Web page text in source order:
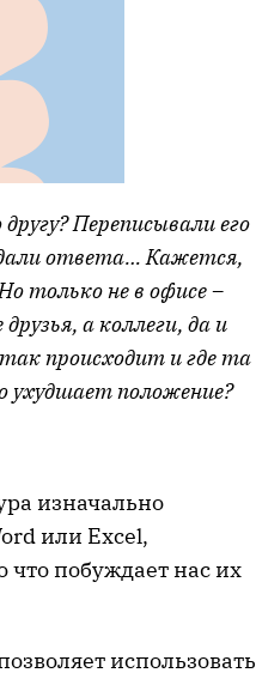
Переписывали его
ответа… Кажется,
только не в офисе –
а коллеги, да и
происходит и где та
ухудшает положение?
изначально
или Excel,
что побуждает нас их
использовать